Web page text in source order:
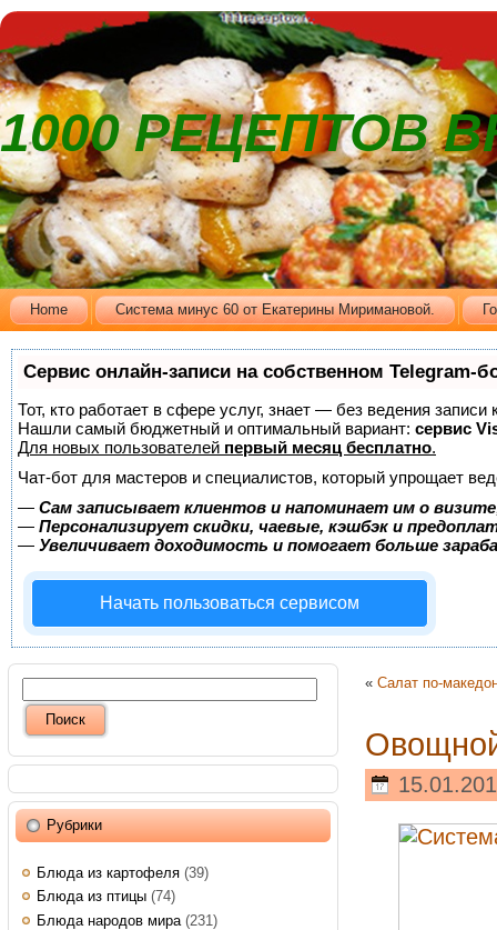
1000 РЕЦЕПТОВ
Home Cистема минус 60 от Екатерины Миримановой.
Сервис онлайн-записи на собственном Telegram-
Тот, кто работает в сфере услуг, знает — без ведения
Нашли самый бюджетный и оптимальный вариант: сервис
Для новых пользователей первый месяц бесплатно.
Чат-бот для мастеров и специалистов, который упрощает
— Сам записывает клиентов и напоминает им о
— Персонализирует скидки, чаевые, кэшбэк и
— Увеличивает доходимость и помогает больше
Начать пользоваться сервисом
Рубрики
Блюда из картофеля (39)
Блюда из птицы (74)
Блюда народов мира (231)
« Салат по-